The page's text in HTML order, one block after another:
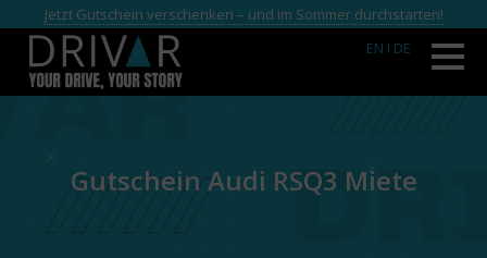
Jetzt Gutschein verschenken – und im Sommer durchstarten!
EN I DE
Gutschein Audi RSQ3 Miete